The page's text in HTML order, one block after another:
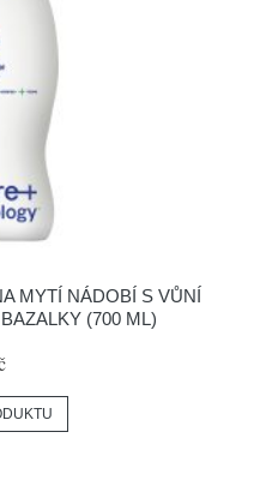
MYTÍ NÁDOBÍ S VŮNÍ
(700 ML)